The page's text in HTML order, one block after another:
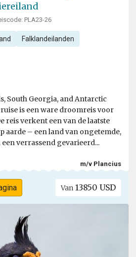
PLA23-26
Falklandeilanden
South Georgia, and Antarctic
is een ware droomreis voor
reis verkent een van de laatste
aarde – een land van ongetemde,
verrassend gevarieerd...
m/v Plancius
Van 13850 USD